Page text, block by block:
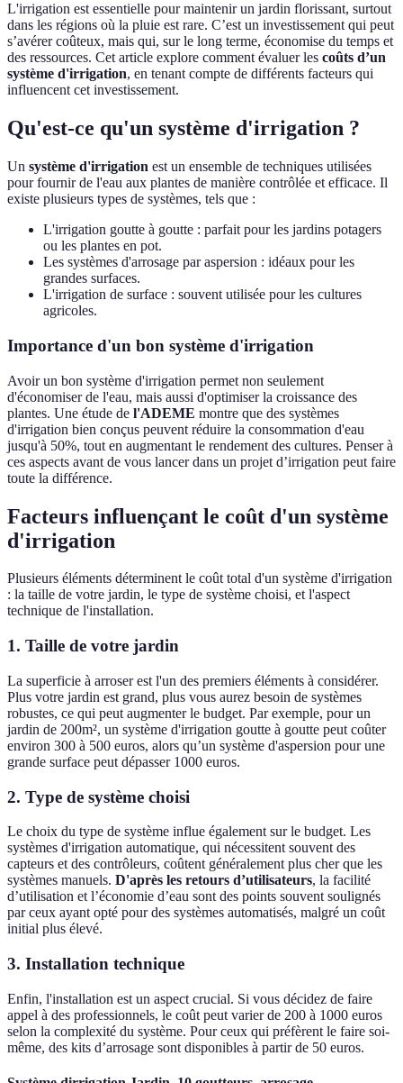
L'irrigation est essentielle pour maintenir un jardin florissant, surtout
dans les régions où la pluie est rare. C’est un investissement qui peut
s’avérer coûteux, mais qui, sur le long terme, économise du temps et
des ressources. Cet article explore comment évaluer les coûts d’un
système d'irrigation, en tenant compte de différents facteurs qui
influencent cet investissement.
Qu'est-ce qu'un système d'irrigation ?
Un système d'irrigation est un ensemble de techniques utilisées
pour fournir de l'eau aux plantes de manière contrôlée et efficace. Il
existe plusieurs types de systèmes, tels que :
L'irrigation goutte à goutte : parfait pour les jardins potagers
ou les plantes en pot.
Les systèmes d'arrosage par aspersion : idéaux pour les
grandes surfaces.
L'irrigation de surface : souvent utilisée pour les cultures
agricoles.
Importance d'un bon système d'irrigation
Avoir un bon système d'irrigation permet non seulement
d'économiser de l'eau, mais aussi d'optimiser la croissance des
plantes. Une étude de l'ADEME montre que des systèmes
d'irrigation bien conçus peuvent réduire la consommation d'eau
jusqu'à 50%, tout en augmentant le rendement des cultures. Penser à
ces aspects avant de vous lancer dans un projet d’irrigation peut faire
toute la différence.
Facteurs influençant le coût d'un système
d'irrigation
Plusieurs éléments déterminent le coût total d'un système d'irrigation
: la taille de votre jardin, le type de système choisi, et l'aspect
technique de l'installation.
1. Taille de votre jardin
La superficie à arroser est l'un des premiers éléments à considérer.
Plus votre jardin est grand, plus vous aurez besoin de systèmes
robustes, ce qui peut augmenter le budget. Par exemple, pour un
jardin de 200m², un système d'irrigation goutte à goutte peut coûter
environ 300 à 500 euros, alors qu’un système d'aspersion pour une
grande surface peut dépasser 1000 euros.
2. Type de système choisi
Le choix du type de système influe également sur le budget. Les
systèmes d'irrigation automatique, qui nécessitent souvent des
capteurs et des contrôleurs, coûtent généralement plus cher que les
systèmes manuels. D'après les retours d’utilisateurs, la facilité
d’utilisation et l’économie d’eau sont des points souvent soulignés
par ceux ayant opté pour des systèmes automatisés, malgré un coût
initial plus élevé.
3. Installation technique
Enfin, l'installation est un aspect crucial. Si vous décidez de faire
appel à des professionnels, le coût peut varier de 200 à 1000 euros
selon la complexité du système. Pour ceux qui préfèrent le faire soi-
même, des kits d’arrosage sont disponibles à partir de 50 euros.